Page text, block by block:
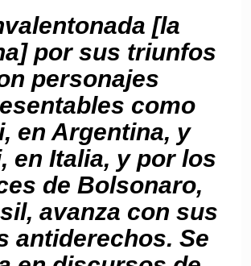
[la
por sus triunfos
personajes
como
en Argentina, y
en Italia, y por los
de Bolsonaro,
avanza con sus
antiderechos. Se